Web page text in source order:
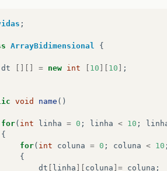
;
ArrayBidimensional {
dt = new int 10 10 ;
void name ()
for( int linha = 0 ; linha < 10 ;
{
for( int coluna = 0 ; coluna < 10
{
dt
linha coluna ]= coluna ;